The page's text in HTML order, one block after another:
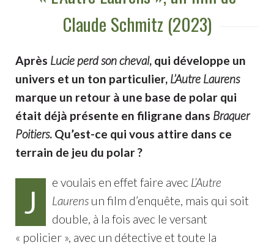
Claude Schmitz (2023)
Après Lucie perd son cheval, qui développe un
univers et un ton particulier, L’Autre Laurens
marque un retour à une base de polar qui
était déjà présente en filigrane dans Braquer
Poitiers. Qu’est-ce qui vous attire dans ce
terrain de jeu du polar ?
J
e voulais en effet faire avec L’Autre
Laurensun film d’enquête, mais qui soit
double, à la fois avec le versant
« policier », avec un détective et toute la